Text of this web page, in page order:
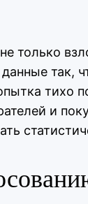
только
так,
тихо
и